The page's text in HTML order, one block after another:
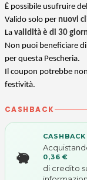
È possibile usufruire
Valido solo per nuovi
La validità è di 30
Non puoi beneficiare
per questa Pescheria.
Il coupon potrebbe
festività.
CASHBACK
CASHBACK
0,36 €
di credito